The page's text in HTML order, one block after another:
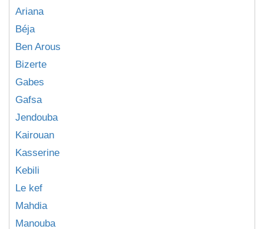
Ariana
Béja
Ben Arous
Bizerte
Gabes
Gafsa
Jendouba
Kairouan
Kasserine
Kebili
Le kef
Mahdia
Manouba